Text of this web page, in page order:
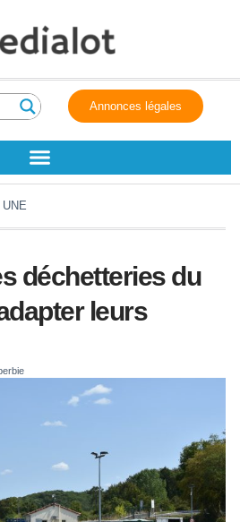
Annonces légales
UNE
déchetteries du
leurs